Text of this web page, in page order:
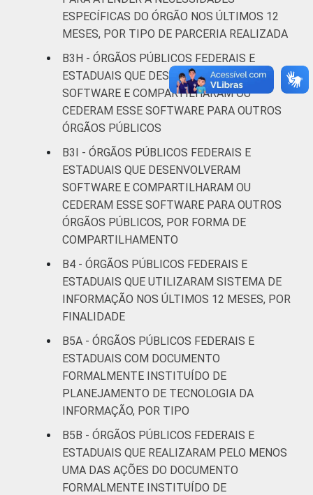
ESPECÍFICAS DO ÓRGÃO NOS ÚLTIMOS 12
MESES, POR TIPO DE PARCERIA REALIZADA
B3H - ÓRGÃOS PÚBLICOS FEDERAIS E
ESTADUAIS QUE DESENVOLVERAM
SOFTWARE E COMPARTILHARAM OU
CEDERAM ESSE SOFTWARE PARA OUTROS
ÓRGÃOS PÚBLICOS
B3I - ÓRGÃOS PÚBLICOS FEDERAIS E
ESTADUAIS QUE DESENVOLVERAM
SOFTWARE E COMPARTILHARAM OU
CEDERAM ESSE SOFTWARE PARA OUTROS
ÓRGÃOS PÚBLICOS, POR FORMA DE
COMPARTILHAMENTO
B4 - ÓRGÃOS PÚBLICOS FEDERAIS E
ESTADUAIS QUE UTILIZARAM SISTEMA DE
INFORMAÇÃO NOS ÚLTIMOS 12 MESES, POR
FINALIDADE
B5A - ÓRGÃOS PÚBLICOS FEDERAIS E
ESTADUAIS COM DOCUMENTO
FORMALMENTE INSTITUÍDO DE
PLANEJAMENTO DE TECNOLOGIA DA
INFORMAÇÃO, POR TIPO
B5B - ÓRGÃOS PÚBLICOS FEDERAIS E
ESTADUAIS QUE REALIZARAM PELO MENOS
UMA DAS AÇÕES DO DOCUMENTO
FORMALMENTE INSTITUÍDO DE